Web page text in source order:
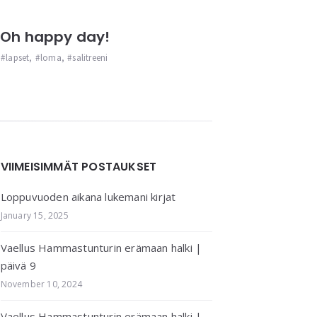
Oh happy day!
lapset, loma, salitreeni
VIIMEISIMMÄT POSTAUKSET
Loppuvuoden aikana lukemani kirjat
January 15, 2025
Vaellus Hammastunturin erämaan halki |
päivä 9
November 10, 2024